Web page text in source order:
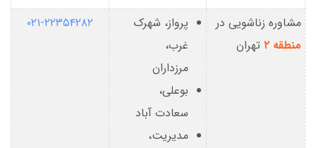
مشاوره زناشویی در
منطقه ۲ تهران
پرواز، شهرک
غرب،
مرزداران
بوعلی،
سعادت آباد
مدیریت،
۰۲۱-۲۲۳۵۴۲۸۲